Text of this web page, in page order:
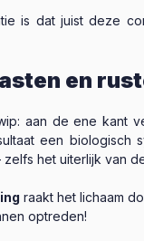
is dat juist deze
en
aan de ene kant
een biologisch
zelfs het uiterlijk van
raakt het lichaam
optreden!